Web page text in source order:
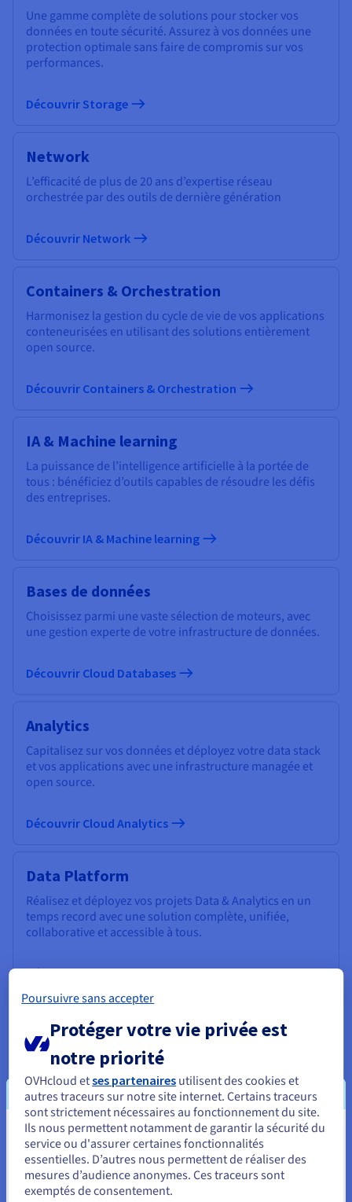
Une gamme complète de solutions pour stocker vos
données en toute sécurité. Assurez à vos données une
protection optimale sans faire de compromis sur vos
performances.
Découvrir Storage
Network
L’efficacité de plus de 20 ans d’expertise réseau
orchestrée par des outils de dernière génération
Découvrir Network
Containers & Orchestration
Harmonisez la gestion du cycle de vie de vos applications
conteneurisées en utilisant des solutions entièrement
open source.
Découvrir Containers & Orchestration
IA & Machine learning
La puissance de l’intelligence artificielle à la portée de
tous : bénéficiez d’outils capables de résoudre les défis
des entreprises.
Découvrir IA & Machine learning
Bases de données
Choisissez parmi une vaste sélection de moteurs, avec
une gestion experte de votre infrastructure de données.
Découvrir Cloud Databases
Analytics
Capitalisez sur vos données et déployez votre data stack
et vos applications avec une infrastructure managée et
open source.
Découvrir Cloud Analytics
Data Platform
Réalisez et déployez vos projets Data & Analytics en un
temps record avec une solution complète, unifiée,
collaborative et accessible à tous.
Découvrir Data Platform
Informatique quantique
Explorez l’informatique quantique grâce à une
plateforme unifiée : simulez, testez et exécutez vos
algorithmes sur des émulateurs et QPU en toute
simplicité.
Découvrir Quantum as a Service
Identité, sécurité et opérations
Vous semblez être localisé en États-
Unis.
Pour commander, rendez-vous sur le site de votre pays (États-
Poursuivre sans accepter
Protéger votre vie privée est
notre priorité
OVHcloud etses partenaires utilisent des cookies et
autres traceurs sur notre site internet. Certains traceurs
sont strictement nécessaires au fonctionnement du site.
Ils nous permettent notamment de garantir la sécurité du
service ou d'assurer certaines fonctionnalités
essentielles. D’autres nous permettent de réaliser des
mesures d’audience anonymes. Ces traceurs sont
exemptés de consentement.